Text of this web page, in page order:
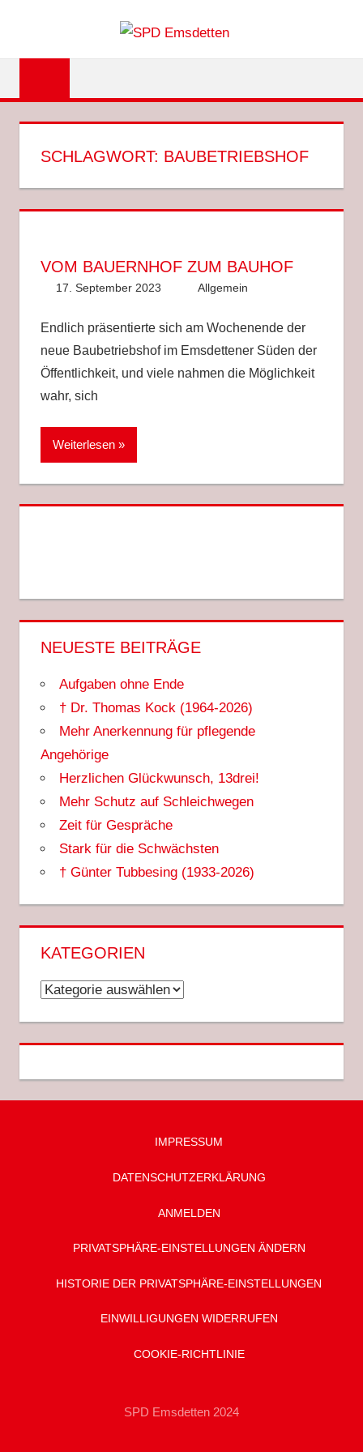
springen
SCHLAGWORT: BAUBETRIEBSHOF
VOM BAUERNHOF ZUM BAUHOF
17. September 2023 Anke Hackethal
Allgemein
Endlich präsentierte sich am Wochenende der
neue Baubetriebshof im Emsdettener Süden der
Öffentlichkeit, und viele nahmen die Möglichkeit
wahr, sich
Weiterlesen
NEUESTE BEITRÄGE
Aufgaben ohne Ende
† Dr. Thomas Kock (1964-2026)
Mehr Anerkennung für pflegende
Angehörige
Herzlichen Glückwunsch, 13drei!
Mehr Schutz auf Schleichwegen
Zeit für Gespräche
Stark für die Schwächsten
† Günter Tubbesing (1933-2026)
KATEGORIEN
Kategorien
IMPRESSUM
DATENSCHUTZ­ERKLÄRUNG
ANMELDEN
PRIVATSPHÄRE-EINSTELLUNGEN ÄNDERN
HISTORIE DER PRIVATSPHÄRE-EINSTELLUNGEN
EINWILLIGUNGEN WIDERRUFEN
COOKIE-RICHTLINIE
SPD Emsdetten 2024